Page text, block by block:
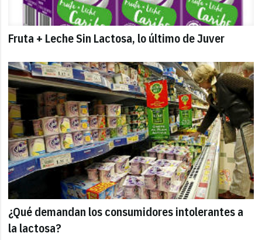
Fruta + Leche Sin Lactosa, lo último de Juver
¿Qué demandan los consumidores intolerantes a
la lactosa?